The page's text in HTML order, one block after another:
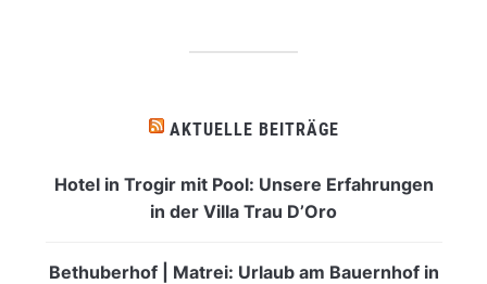
AKTUELLE BEITRÄGE
Hotel in Trogir mit Pool: Unsere Erfahrungen
in der Villa Trau D’Oro
Bethuberhof | Matrei: Urlaub am Bauernhof in